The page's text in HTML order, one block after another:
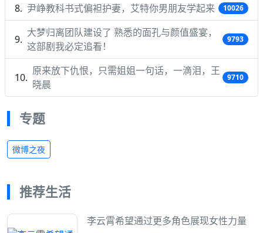
尹峥教科书式偏袒护妻，艾特你男朋友学起来 10026
大梦归离团队建设了 熟悉的面孔与颜值盛宴，
这部剧我必定追看！
9793
原来放下仇恨，只需姐姐一句话，一滴泪，王
晓晨
9710
专题
微博之夜
推荐生活
李云霄希望通过更多角色展现女性力量